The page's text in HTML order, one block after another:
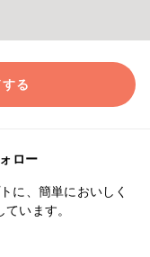
る
ロー
に、簡単においしく
います。